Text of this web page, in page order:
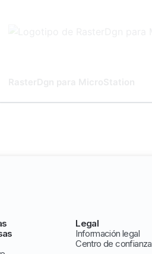
Legal
Información legal
Centro de confianza